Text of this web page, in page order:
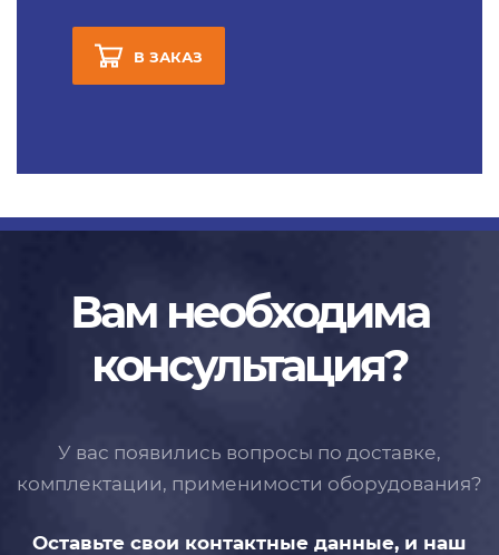
В ЗАКАЗ
Вам необходима
консультация?
У вас появились вопросы по доставке,
комплектации, применимости оборудования?
Оставьте свои контактные данные, и наш